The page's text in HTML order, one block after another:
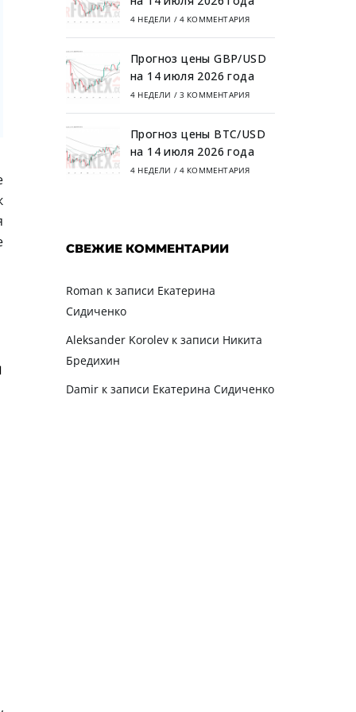
4 НЕДЕЛИ / 4 КОММЕНТАРИЯ
Прогноз цены GBP/USD
на 14 июля 2026 года
4 НЕДЕЛИ / 3 КОММЕНТАРИЯ
Прогноз цены BTC/USD
на 14 июля 2026 года
4 НЕДЕЛИ / 4 КОММЕНТАРИЯ
СВЕЖИЕ КОММЕНТАРИИ
Roman к записи Екатерина
Сидиченко
Aleksander Korolevк записи Никита
Бредихин
Damirк записи Екатерина Сидиченко